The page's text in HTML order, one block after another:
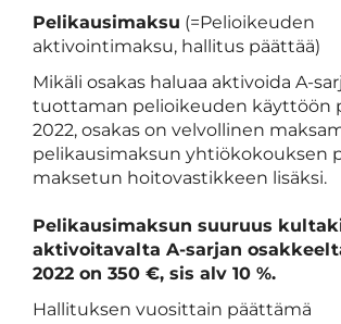
Pelikausimaksu (=Pelioikeuden
aktivointimaksu, hallitus päättää)
Mikäli osakas haluaa aktivoida A-
tuottaman pelioikeuden käyttöön
2022, osakas on velvollinen
pelikausimaksun yhtiökokouksen
maksetun hoitovastikkeen lisäksi.
Pelikausimaksun suuruus
aktivoitavalta A-sarjan
2022 on 350 €, sis alv 10 %.
Hallituksen vuosittain päättämä